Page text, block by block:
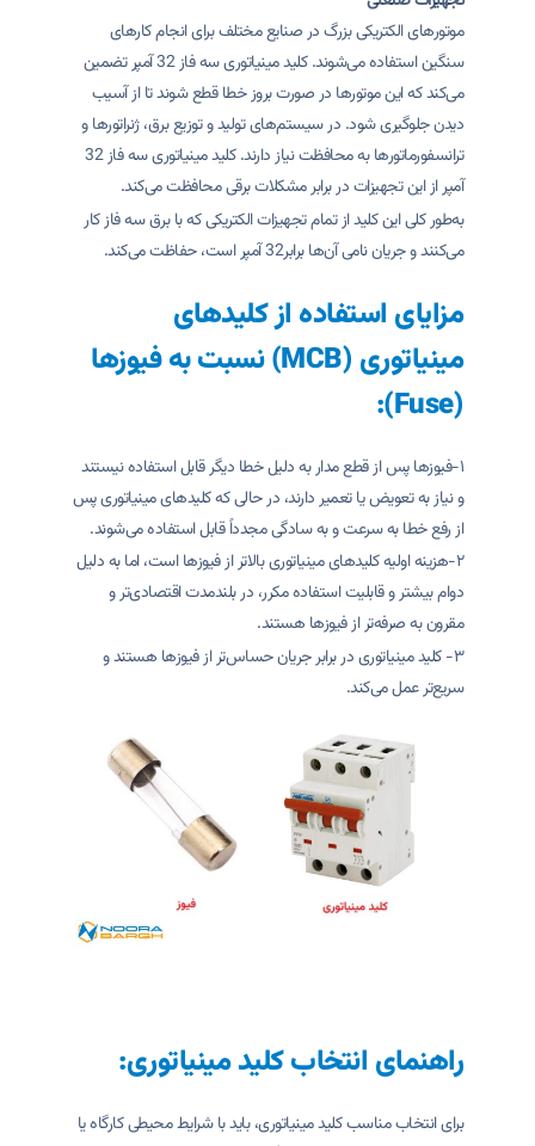
موتورهای الکتریکی بزرگ در صنایع مختلف برای انجام کارهای
سنگین استفاده می‌شوند. کلید مینیاتوری سه فاز 32 آمپر تضمین
می‌کند که این موتورها در صورت بروز خطا قطع شوند تا از آسیب
دیدن جلوگیری شود. در سیستم‌های تولید و توزیع برق، ژنراتورها و
ترانسفورماتورها به محافظت نیاز دارند. کلید مینیاتوری سه فاز 32
آمپر از این تجهیزات در برابر مشکلات برقی محافظت می‌کند.
به‌طور کلی این کلید از تمام تجهیزات الکتریکی که با برق سه فاز کار
می‌کنند و جریان نامی آن‌ها برابر32 آمپر است، حفاظت می‌کند.
مزایای استفاده از کلیدهای
مینیاتوری (MCB) نسبت به فیوزها
(Fuse):
۱-فیوزها پس از قطع مدار به دلیل خطا دیگر قابل استفاده نیستند
و نیاز به تعویض یا تعمیر دارند، در حالی که کلیدهای مینیاتوری پس
از رفع خطا به سرعت و به سادگی مجدداً قابل استفاده می‌شوند.
۲-هزینه اولیه کلیدهای مینیاتوری بالاتر از فیوز‌ها است، اما به دلیل
دوام بیشتر و قابلیت استفاده مکرر، در بلندمدت اقتصادی‌تر و
مقرون به صرفه‌تر از فیوزها هستند.
۳- کلید مینیاتوری در برابر جریان حساس‌تر از فیوزها هستند و
سریع‌تر عمل می‌کند.
راهنمای انتخاب کلید مینیاتوری:
برای انتخاب مناسب کلید مینیاتوری، باید با شرایط محیطی کارگاه یا